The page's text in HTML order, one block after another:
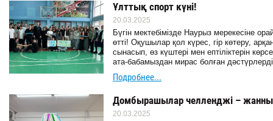
Ұлттық спорт күні!
20.03.2025
Бүгін мектебімізде Наурыз мерекесіне
өтті! Оқушылар қол күрес, гір көтеру,
сынасып, өз күштері мен ептіліктерін
ата-бабамыздан мирас болған дәстүрлерді
Подробнее...
Домбырашылар челленджі –
20.03.2025